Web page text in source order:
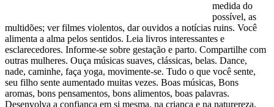
medida do
possível, as
multidões; ver filmes violentos, dar ouvidos a notícias ruins. Você
alimenta a alma pelos sentidos. Leia livros interessantes e
esclarecedores. Informe-se sobre gestação e parto. Compartilhe com
outras mulheres. Ouça músicas suaves, clássicas, belas. Dance,
nade, caminhe, faça yoga, movimente-se. Tudo o que você sente,
seu filho sente aumentado muitas vezes. Boas músicas, Bons
aromas, bons pensamentos, bons alimentos, boas palavras.
Desenvolva a confiança em si mesma, na criança e na naturereza.